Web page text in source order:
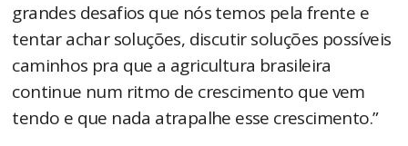
grandes desafios que nós temos pela frente e
tentar achar soluções, discutir soluções possíveis
caminhos pra que a agricultura brasileira
continue num ritmo de crescimento que vem
tendo e que nada atrapalhe esse crescimento.”